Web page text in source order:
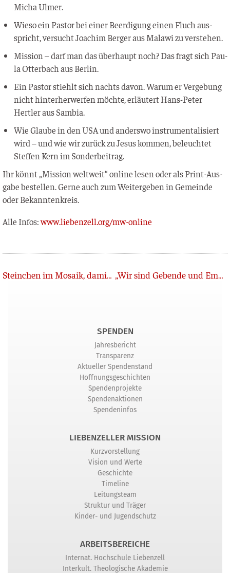
Micha Ulmer.
Wie­so ein Pas­tor bei einer Beer­di­gung einen Fluch aus­
spricht, ver­sucht Joa­chim Ber­ger aus Mala­wi zu verstehen.
Mis­si­on – darf man das über­haupt noch? Das fragt sich Pau­
la Otter­bach aus Berlin.
Ein Pas­tor stiehlt sich nachts davon. War­um er Ver­ge­bung
nicht hin­ter­her­wer­fen möch­te, erläu­tert Hans-Peter
Hertler aus Sambia.
Wie Glau­be in den USA und anders­wo instru­men­ta­li­siert
wird – und wie wir zurück zu Jesus kom­men, beleuch­tet
Stef­fen Kern im Sonderbeitrag.
Ihr könnt „Mis­si­on welt­weit“ online lesen oder als Print-Aus­
ga­be bestel­len. Ger­ne auch zum Wei­ter­ge­ben in Gemein­de
oder Bekanntenkreis.
Alle Infos:www.liebenzell.org/mw-online
Zurück Steinchen im Mosaik, damit Menschen Jesus finden „Wir sind Gebende und Empfangende“
SPENDEN
Jahresbericht
Transparenz
Aktueller Spendenstand
Hoffnungsgeschichten
Spendenprojekte
Spendenaktionen
Spendeninfos
LIEBENZELLER MISSION
Kurzvorstellung
Vision und Werte
Geschichte
Timeline
Leitungsteam
Struktur und Träger
Kinder- und Jugendschutz
ARBEITSBEREICHE
Internat. Hochschule Liebenzell
Interkult. Theologische Akademie